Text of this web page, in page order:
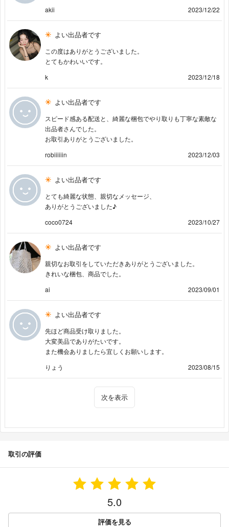
akii 2023/12/22
よい出品者です
この度はありがとうございました。
とてもかわいいです。
k
2023/12/18
よい出品者です
スピード感ある配送と、綺麗な梱包でやり取りも丁寧な素敵な
出品者さんでした。
お取引ありがとうございました。
robiiiiiin
2023/12/03
よい出品者です
とても綺麗な状態、親切なメッセージ、
ありがとうございました♪
coco0724
2023/10/27
よい出品者です
親切なお取引をしていただきありがとうございました。
きれいな梱包、商品でした。
ai
2023/09/01
よい出品者です
先ほど商品受け取りました。
大変美品でありがたいです。
また機会ありましたら宜しくお願いします。
りょう
2023/08/15
次を表示
取引の評価
5.0
評価を見る